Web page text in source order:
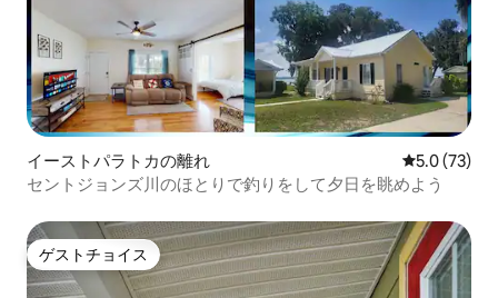
イーストパラトカの離れ レビュー73
5.0 (73)
セントジョンズ川のほとりで釣りをして夕日を眺めよう
ゲストチョイス
ゲストチョイス